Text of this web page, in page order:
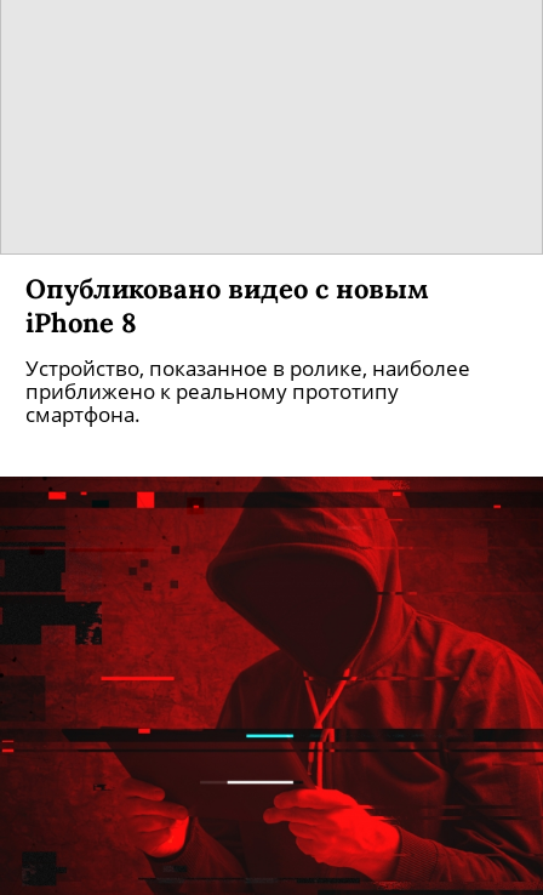
Опубликовано видео с новым
iPhone 8
Устройство, показанное в ролике, наиболее
приближено к реальному прототипу
смартфона.